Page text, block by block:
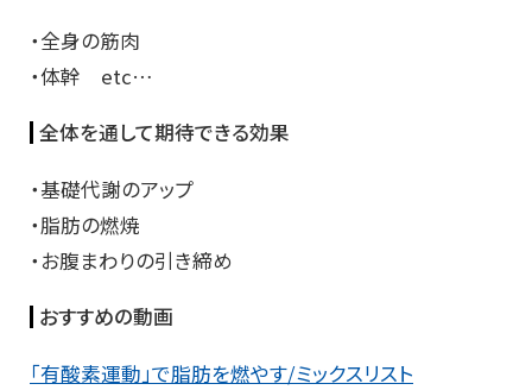
・全身の筋肉
・体幹 etc…
全体を通して期待できる効果
・基礎代謝のアップ
・脂肪の燃焼
・お腹まわりの引き締め
おすすめの動画
「有酸素運動」で脂肪を燃やす/ミックスリスト